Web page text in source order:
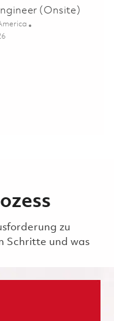
(Onsite)
Systems Engineer (Onsite)
zu
Schritte und was